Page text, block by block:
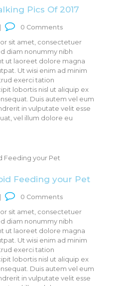
Pics Of 2017
0 Comments
sit amet, consectetuer
diam nonummy nibh
ut laoreet dolore magna
Ut wisi enim ad minim
exerci tation
lobortis nisl ut aliquip ex
Duis autem vel eum
in vulputate velit esse
vel illum dolore eu
Feeding your Pet
0 Comments
sit amet, consectetuer
diam nonummy nibh
ut laoreet dolore magna
Ut wisi enim ad minim
exerci tation
lobortis nisl ut aliquip ex
Duis autem vel eum
in vulputate velit esse